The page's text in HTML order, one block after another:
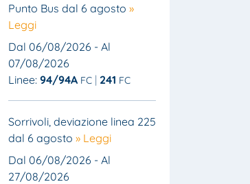
Punto Bus dal 6 agosto »
Leggi
Dal 06/08/2026 - Al
07/08/2026
Linee: 94/94A FC 241 FC
Sorrivoli, deviazione linea 225
dal 6 agosto » Leggi
Dal 06/08/2026 - Al
27/08/2026